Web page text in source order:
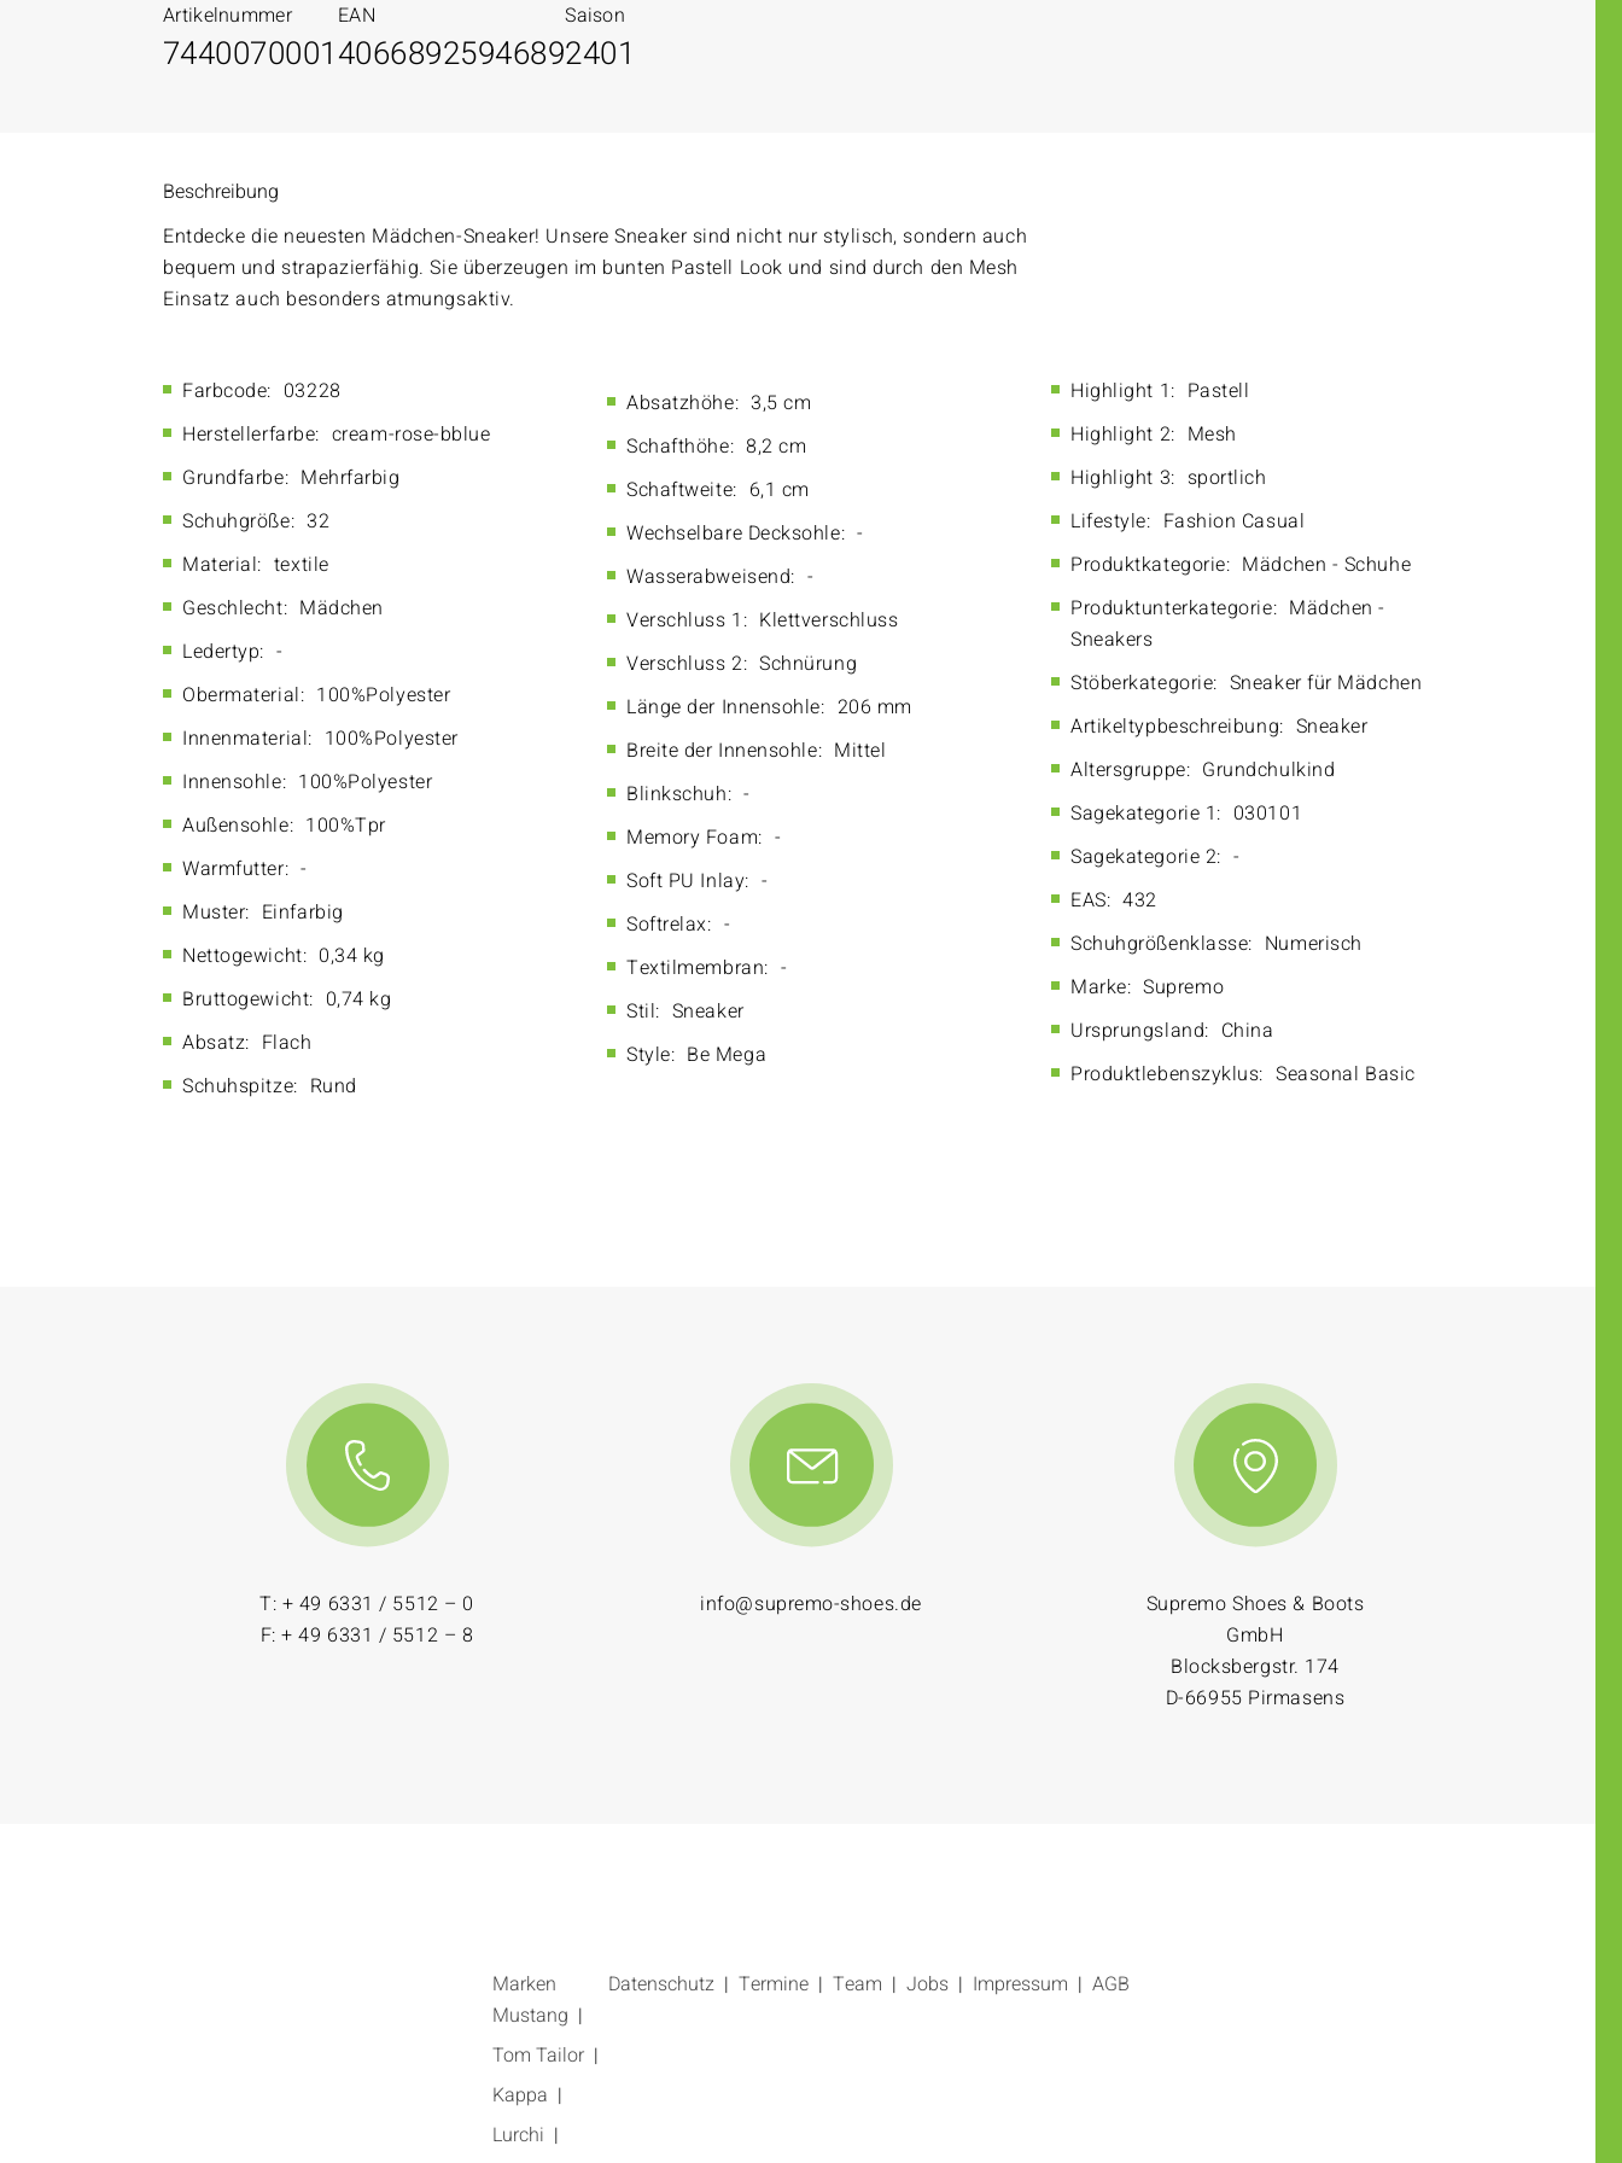
Artikelnummer
7440070001
EAN
4066892594689
Saison
2401
Beschreibung
Entdecke die neuesten Mädchen-Sneaker! Unsere Sneaker sind nicht nur stylisch, sondern auch
bequem und strapazierfähig. Sie überzeugen im bunten Pastell Look und sind durch den Mesh
Einsatz auch besonders atmungsaktiv.
Farbcode: 03228
Herstellerfarbe: cream-rose-bblue
Grundfarbe: Mehrfarbig
Schuhgröße: 32
Material: textile
Geschlecht: Mädchen
Ledertyp: -
Obermaterial: 100%Polyester
Innenmaterial: 100%Polyester
Innensohle: 100%Polyester
Außensohle: 100%Tpr
Warmfutter: -
Muster: Einfarbig
Nettogewicht: 0,34 kg
Bruttogewicht: 0,74 kg
Absatz: Flach
Schuhspitze: Rund
Absatzhöhe: 3,5 cm
Schafthöhe: 8,2 cm
Schaftweite: 6,1 cm
Wechselbare Decksohle: -
Wasserabweisend: -
Verschluss 1: Klettverschluss
Verschluss 2: Schnürung
Länge der Innensohle: 206 mm
Breite der Innensohle: Mittel
Blinkschuh: -
Memory Foam: -
Soft PU Inlay: -
Softrelax: -
Textilmembran: -
Stil: Sneaker
Style: Be Mega
Highlight 1: Pastell
Highlight 2: Mesh
Highlight 3: sportlich
Lifestyle: Fashion Casual
Produktkategorie: Mädchen - Schuhe
Produktunterkategorie: Mädchen -
Sneakers
Stöberkategorie: Sneaker für Mädchen
Artikeltypbeschreibung: Sneaker
Altersgruppe: Grundchulkind
Sagekategorie 1: 030101
Sagekategorie 2: -
EAS: 432
Schuhgrößenklasse: Numerisch
Marke: Supremo
Ursprungsland: China
Produktlebenszyklus: Seasonal Basic
T: + 49 6331 / 5512 – 0
F: + 49 6331 / 5512 – 8
info@supremo-shoes.de
Supremo Shoes & Boots
GmbH
Blocksbergstr. 174
D-66955 Pirmasens
Marken
Mustang
Tom Tailor
Kappa
Lurchi
Datenschutz Termine Team Jobs Impressum AGB